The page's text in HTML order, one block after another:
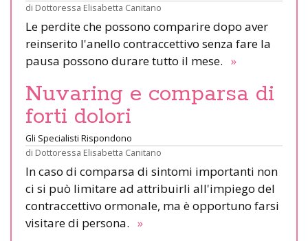
di Dottoressa Elisabetta Canitano
Le perdite che possono comparire dopo aver
reinserito l'anello contraccettivo senza fare la
pausa possono durare tutto il mese. »
Nuvaring e comparsa di
forti dolori
Gli Specialisti Rispondono
di Dottoressa Elisabetta Canitano
In caso di comparsa di sintomi importanti non
ci si può limitare ad attribuirli all'impiego del
contraccettivo ormonale, ma è opportuno farsi
visitare di persona. »